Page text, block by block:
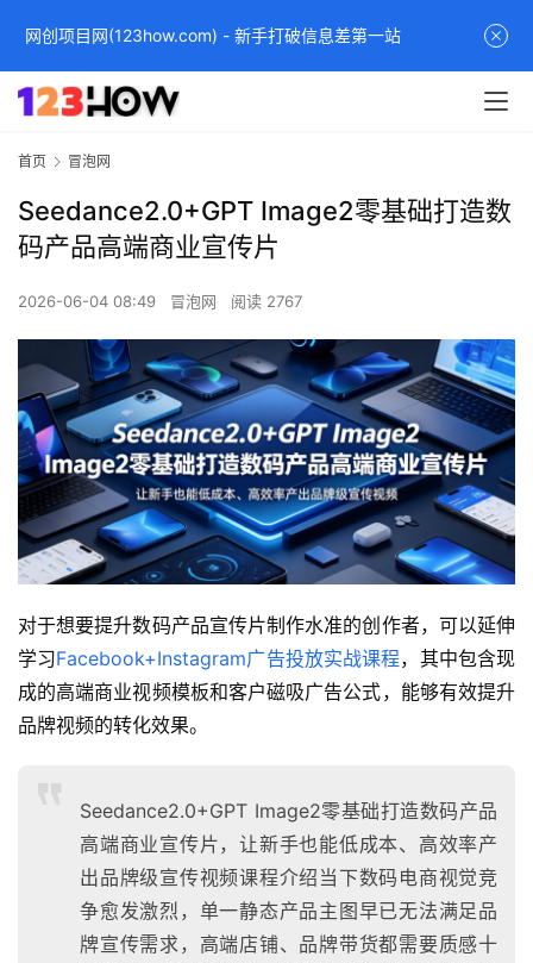
首页 冒泡网
Seedance2.0+GPT Image2零基础打造数
码产品高端商业宣传片
2026-06-04 08:49 冒泡网 阅读 2767
对于想要提升数码产品宣传片制作水准的创作者，可以延伸
学习Facebook+Instagram广告投放实战课程，其中包含现
成的高端商业视频模板和客户磁吸广告公式，能够有效提升
品牌视频的转化效果。
Seedance2.0+GPT Image2零基础打造数码产品
高端商业宣传片，让新手也能低成本、高效率产
出品牌级宣传视频课程介绍当下数码电商视觉竞
争愈发激烈，单一静态产品主图早已无法满足品
牌宣传需求，高端店铺、品牌带货都需要质感十
网创项目网(123how.com) - 新手打破信息差第一站